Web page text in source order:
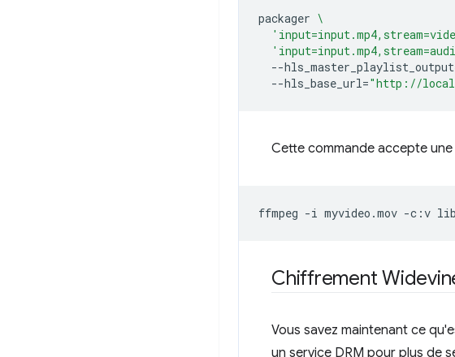
packager \
--hls_master_playlist_output
--hls_base_url="http://
Cette commande accepte
ffmpeg -i myvideo.mov -c:v
Chiffrement
Vous savez maintenant ce
un service DRM pour plus de